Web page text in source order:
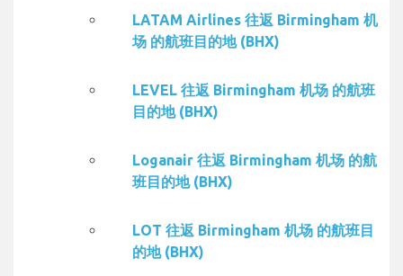
LATAM Airlines 往返 Birmingham 机
场 的航班目的地 (BHX)
LEVEL 往返 Birmingham 机场 的航班
目的地 (BHX)
Loganair 往返 Birmingham 机场 的航
班目的地 (BHX)
LOT 往返 Birmingham 机场 的航班目
的地 (BHX)